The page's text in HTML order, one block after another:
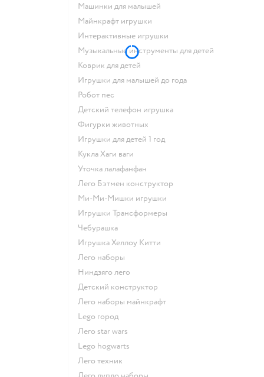
Машинки для малышей
Майнкрафт игрушки
Интерактивные игрушки
Музыкальные инструменты для детей
Коврик для детей
Игрушки для малышей до года
Робот пес
Детский телефон игрушка
Фигурки животных
Игрушки для детей 1 год
Кукла Хаги ваги
Уточка лалафанфан
Лего Бэтмен конструктор
Ми-Ми-Мишки игрушки
Игрушки Трансформеры
Чебурашка
Игрушка Хеллоу Китти
Лего наборы
Ниндзяго лего
Детский конструктор
Лего наборы майнкрафт
Lego город
Лего star wars
Lego hogwarts
Лего техник